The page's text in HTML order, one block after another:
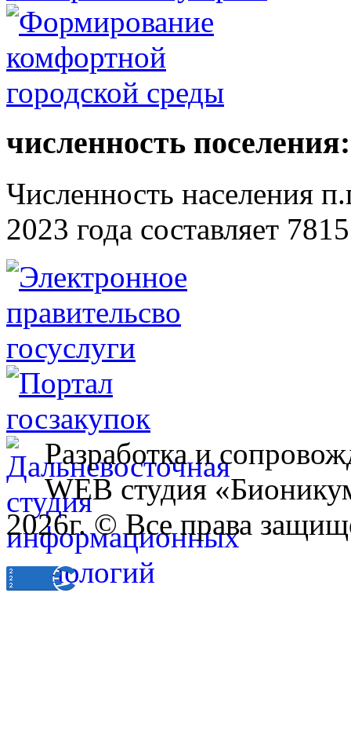
численность поселения:
Численность населения
2023 года составляет
Разработка и
WEB студия
2026г. © Все права